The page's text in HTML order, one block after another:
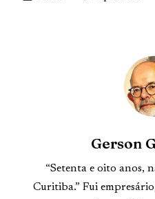
Gerson
“Setenta e oito anos,
Curitiba.” Fui